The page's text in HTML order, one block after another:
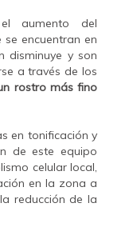
aumento del
encuentran en
disminuye y son
a través de los
rostro más fino
en tonificación y
de este equipo
celular local,
en la zona a
reducción de la